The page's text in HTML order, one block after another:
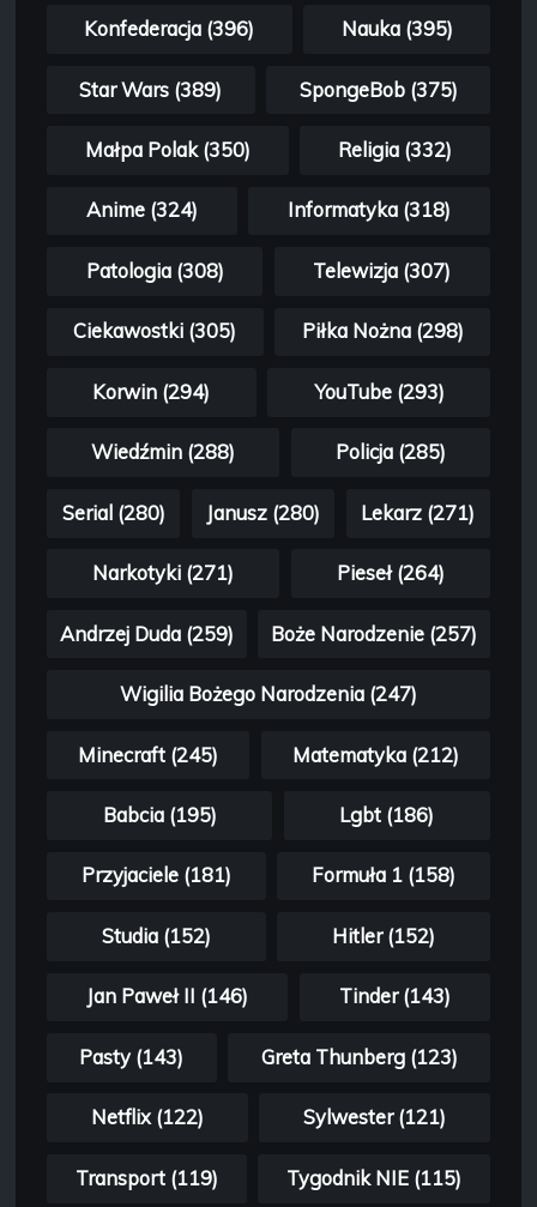
Konfederacja (396) Nauka (395)
Star Wars (389) SpongeBob (375)
Małpa Polak (350) Religia (332)
Anime (324) Informatyka (318)
Patologia (308) Telewizja (307)
Ciekawostki (305) Piłka Nożna (298)
Korwin (294) YouTube (293)
Wiedźmin (288) Policja (285)
Serial (280) Janusz (280) Lekarz (271)
Narkotyki (271) Pieseł (264)
Andrzej Duda (259) Boże Narodzenie (257)
Wigilia Bożego Narodzenia (247)
Minecraft (245) Matematyka (212)
Babcia (195) Lgbt (186)
Przyjaciele (181) Formuła 1 (158)
Studia (152) Hitler (152)
Jan Paweł II (146) Tinder (143)
Pasty (143) Greta Thunberg (123)
Netflix (122) Sylwester (121)
Transport (119) Tygodnik NIE (115)